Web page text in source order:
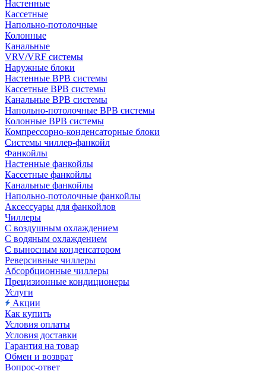
Настенные
Кассетные
Напольно-потолочные
Колонные
Канальные
VRV/VRF системы
Наружные блоки
Настенные ВРВ системы
Кассетные ВРВ системы
Канальные ВРВ системы
Напольно-потолочные ВРВ системы
Колонные ВРВ системы
Компрессорно-конденсаторные блоки
Системы чиллер-фанкойл
Фанкойлы
Настенные фанкойлы
Кассетные фанкойлы
Канальные фанкойлы
Напольно-потолочные фанкойлы
Аксессуары для фанкойлов
Чиллеры
С воздушным охлаждением
С водяным охлаждением
С выносным конденсатором
Реверсивные чиллеры
Абсорбционные чиллеры
Прецизионные кондиционеры
Услуги
Акции
Как купить
Условия оплаты
Условия доставки
Гарантия на товар
Обмен и возврат
Вопрос-ответ